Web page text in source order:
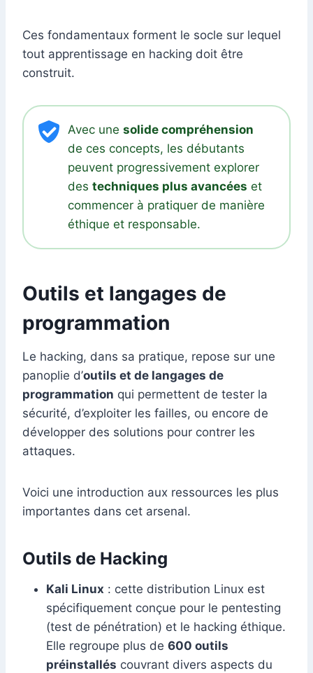
Ces fondamentaux forment le socle sur lequel
tout apprentissage en hacking doit être
construit.
Avec une solide compréhension
de ces concepts, les débutants
peuvent progressivement explorer
des techniques plus avancées et
commencer à pratiquer de manière
éthique et responsable.
Outils et langages de
programmation
Le hacking, dans sa pratique, repose sur une
panoplie d’outils et de langages de
programmation qui permettent de tester la
sécurité, d’exploiter les failles, ou encore de
développer des solutions pour contrer les
attaques.
Voici une introduction aux ressources les plus
importantes dans cet arsenal.
Outils de Hacking
Kali Linux : cette distribution Linux est
spécifiquement conçue pour le pentesting
(test de pénétration) et le hacking éthique.
Elle regroupe plus de 600 outils
préinstallés couvrant divers aspects du